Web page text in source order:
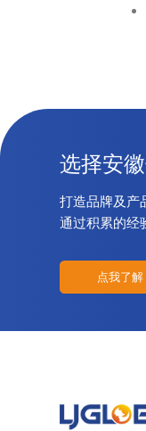
选择安
打造品牌及产
通过积累的经
点我了解